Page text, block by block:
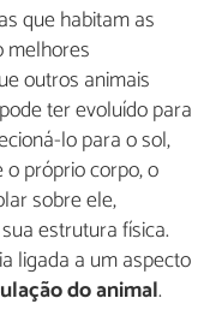
que habitam as
melhores
outros animais
ter evoluído para
lo para o sol,
próprio corpo, o
sobre ele,
estrutura física.
ligada a um aspecto
do animal.